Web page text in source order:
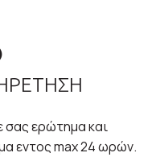
σας ερώτημα και
εντος max 24 ωρών.